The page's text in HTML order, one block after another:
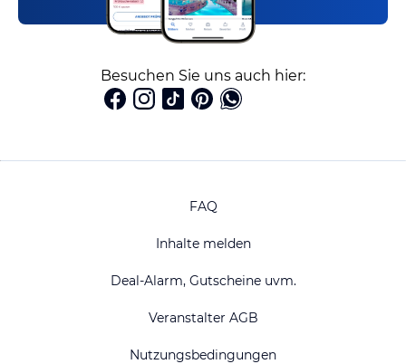
Besuchen Sie uns auch hier:
FAQ
Inhalte melden
Deal-Alarm, Gutscheine uvm.
Veranstalter AGB
Nutzungsbedingungen